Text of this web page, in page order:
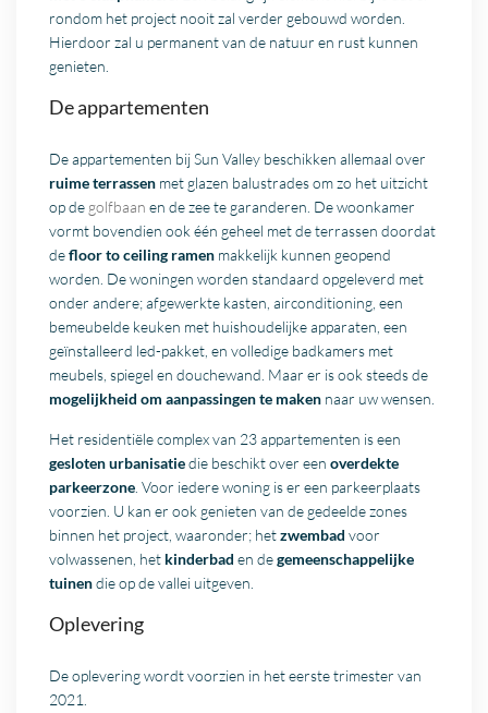
rondom het project nooit zal verder gebouwd worden.
Hierdoor zal u permanent van de natuur en rust kunnen
genieten.
De appartementen
De appartementen bij Sun Valley beschikken allemaal over
ruime terrassen met glazen balustrades om zo het uitzicht
op de golfbaan en de zee te garanderen. De woonkamer
vormt bovendien ook één geheel met de terrassen doordat
defloor to ceiling ramen makkelijk kunnen geopend
worden. De woningen worden standaard opgeleverd met
onder andere; afgewerkte kasten, airconditioning, een
bemeubelde keuken met huishoudelijke apparaten, een
geïnstalleerd led-pakket, en volledige badkamers met
meubels, spiegel en douchewand. Maar er is ook steeds de
mogelijkheid om aanpassingen te maken naar uw wensen.
Het residentiële complex van 23 appartementen is een
gesloten urbanisatiedie beschikt over eenoverdekte
parkeerzone . Voor iedere woning is er een parkeerplaats
voorzien. U kan er ook genieten van de gedeelde zones
binnen het project, waaronder; hetzwembad voor
volwassenen, het kinderbad en degemeenschappelijke
tuinendie op de vallei uitgeven.
Oplevering
De oplevering wordt voorzien in het eerste trimester van
2021.